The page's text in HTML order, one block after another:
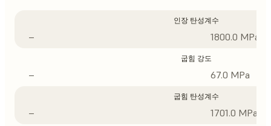
인장 탄성계수
– 1800.0 MPa
굽힘 강도
– 67.0 MPa
굽힘 탄성계수
– 1701.0 MPa